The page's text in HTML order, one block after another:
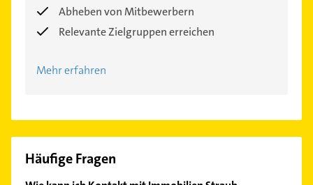
Abheben von Mitbewerbern
Relevante Zielgruppen erreichen
Mehr erfahren
Häufige Fragen